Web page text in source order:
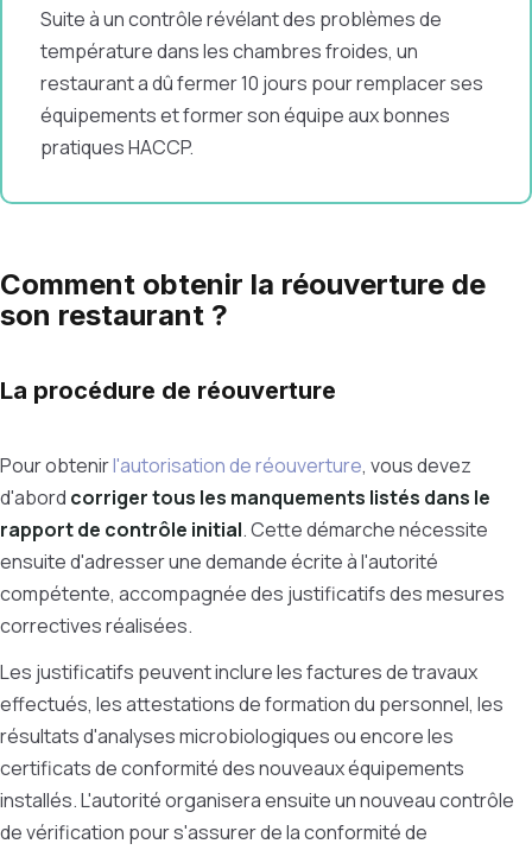
Suite à un contrôle révélant des problèmes de
température dans les chambres froides, un
restaurant a dû fermer 10 jours pour remplacer ses
équipements et former son équipe aux bonnes
pratiques HACCP.
Comment obtenir la réouverture de
son restaurant ?
La procédure de réouverture
Pour obtenirl'autorisation de réouverture, vous devez
d'abord corriger tous les manquements listés dans le
rapport de contrôle initial. Cette démarche nécessite
ensuite d'adresser une demande écrite à l'autorité
compétente, accompagnée des justificatifs des mesures
correctives réalisées.
Les justificatifs peuvent inclure les factures de travaux
effectués, les attestations de formation du personnel, les
résultats d'analyses microbiologiques ou encore les
certificats de conformité des nouveaux équipements
installés. L'autorité organisera ensuite un nouveau contrôle
de vérification pour s'assurer de la conformité de